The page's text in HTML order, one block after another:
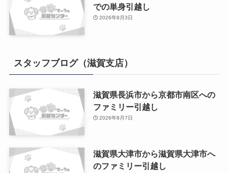
での単身引越し
2026年8月3日
スタッフブログ（滋賀支店）
滋賀県長浜市から京都市南区への
ファミリー引越し
2026年8月7日
滋賀県大津市から滋賀県大津市へ
のファミリー引越し